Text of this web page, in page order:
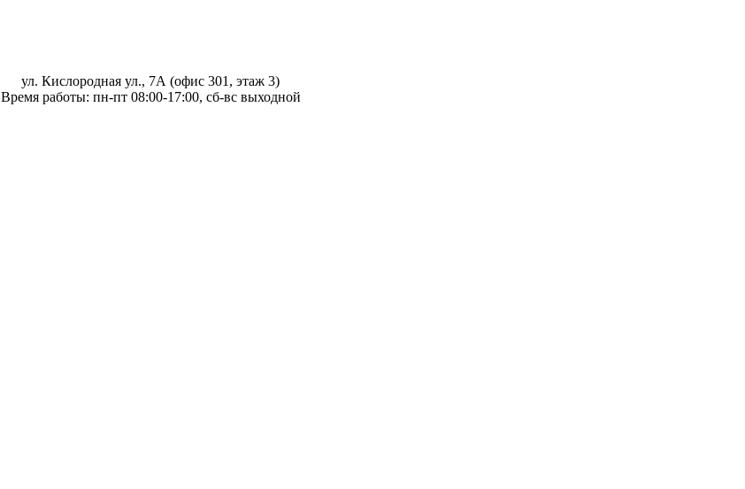
ул. Кислородная ул., 7А (офис 301, этаж 3)
Время работы: пн-пт 08:00-17:00, сб-вс выходной